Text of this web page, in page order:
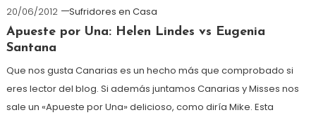
20/06/2012
Sufridores en Casa
Apueste por Una: Helen Lindes vs Eugenia
Santana
Que nos gusta Canarias es un hecho más que comprobado si
eres lector del blog. Si además juntamos Canarias y Misses nos
sale un «Apueste por Una» delicioso, como diría Mike. Esta